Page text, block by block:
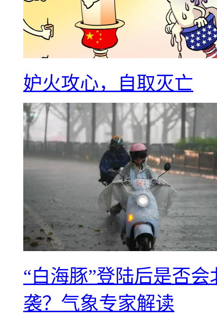
妒火攻心，自取灭亡
“白海豚”登陆后是否
袭？气象专家解读